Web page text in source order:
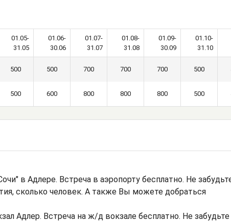
01.05-
31.05
01.06-
30.06
01.07-
31.07
01.08-
31.08
01.09-
30.09
01.10-
31.10
500 500 700 700 700 500
500 600 800 800 800 500
в Адлере. Встреча в аэропорту бесплатно. Не
сколько человек. А также Вы можете добраться
Адлер. Встреча на ж/д вокзале бесплатно. Не забудьте